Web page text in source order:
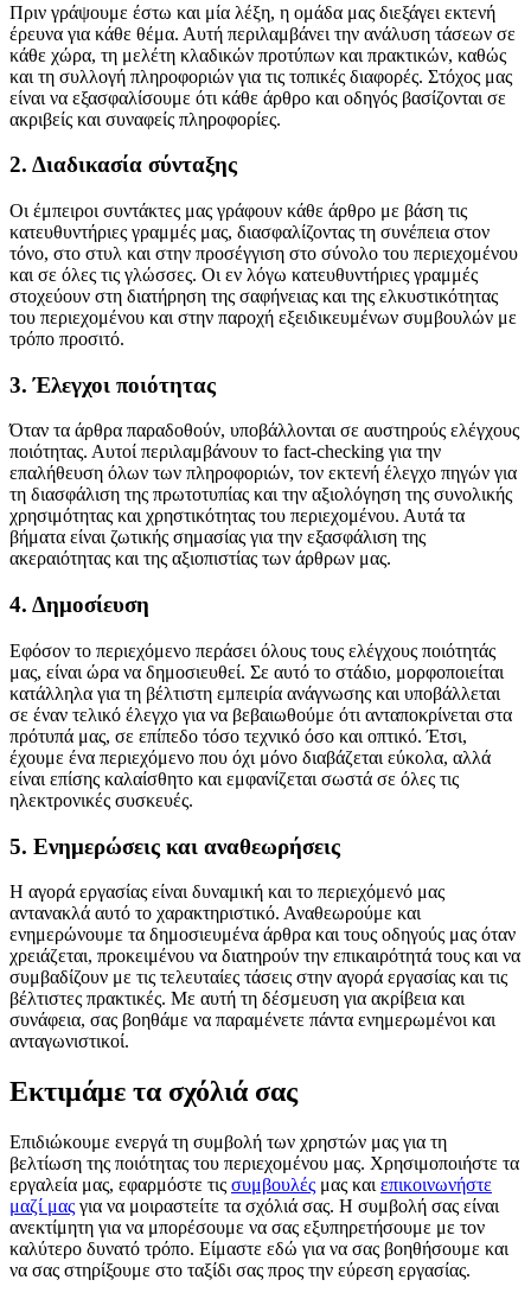
Πριν γράψουμε έστω και μία λέξη, η ομάδα μας διεξάγει εκτενή
έρευνα για κάθε θέμα. Αυτή περιλαμβάνει την ανάλυση τάσεων σε
κάθε χώρα, τη μελέτη κλαδικών προτύπων και πρακτικών, καθώς
και τη συλλογή πληροφοριών για τις τοπικές διαφορές. Στόχος μας
είναι να εξασφαλίσουμε ότι κάθε άρθρο και οδηγός βασίζονται σε
ακριβείς και συναφείς πληροφορίες.
2. Διαδικασία σύνταξης
Οι έμπειροι συντάκτες μας γράφουν κάθε άρθρο με βάση τις
κατευθυντήριες γραμμές μας, διασφαλίζοντας τη συνέπεια στον
τόνο, στο στυλ και στην προσέγγιση στο σύνολο του περιεχομένου
και σε όλες τις γλώσσες. Οι εν λόγω κατευθυντήριες γραμμές
στοχεύουν στη διατήρηση της σαφήνειας και της ελκυστικότητας
του περιεχομένου και στην παροχή εξειδικευμένων συμβουλών με
τρόπο προσιτό.
3. Έλεγχοι ποιότητας
Όταν τα άρθρα παραδοθούν, υποβάλλονται σε αυστηρούς ελέγχους
ποιότητας. Αυτοί περιλαμβάνουν το fact-checking για την
επαλήθευση όλων των πληροφοριών, τον εκτενή έλεγχο πηγών για
τη διασφάλιση της πρωτοτυπίας και την αξιολόγηση της συνολικής
χρησιμότητας και χρηστικότητας του περιεχομένου. Αυτά τα
βήματα είναι ζωτικής σημασίας για την εξασφάλιση της
ακεραιότητας και της αξιοπιστίας των άρθρων μας.
4. Δημοσίευση
Εφόσον το περιεχόμενο περάσει όλους τους ελέγχους ποιότητάς
μας, είναι ώρα να δημοσιευθεί. Σε αυτό το στάδιο, μορφοποιείται
κατάλληλα για τη βέλτιστη εμπειρία ανάγνωσης και υποβάλλεται
σε έναν τελικό έλεγχο για να βεβαιωθούμε ότι ανταποκρίνεται στα
πρότυπά μας, σε επίπεδο τόσο τεχνικό όσο και οπτικό. Έτσι,
έχουμε ένα περιεχόμενο που όχι μόνο διαβάζεται εύκολα, αλλά
είναι επίσης καλαίσθητο και εμφανίζεται σωστά σε όλες τις
ηλεκτρονικές συσκευές.
5. Ενημερώσεις και αναθεωρήσεις
Η αγορά εργασίας είναι δυναμική και το περιεχόμενό μας
αντανακλά αυτό το χαρακτηριστικό. Αναθεωρούμε και
ενημερώνουμε τα δημοσιευμένα άρθρα και τους οδηγούς μας όταν
χρειάζεται, προκειμένου να διατηρούν την επικαιρότητά τους και να
συμβαδίζουν με τις τελευταίες τάσεις στην αγορά εργασίας και τις
βέλτιστες πρακτικές. Με αυτή τη δέσμευση για ακρίβεια και
συνάφεια, σας βοηθάμε να παραμένετε πάντα ενημερωμένοι και
ανταγωνιστικοί.
Εκτιμάμε τα σχόλιά σας
Επιδιώκουμε ενεργά τη συμβολή των χρηστών μας για τη
βελτίωση της ποιότητας του περιεχομένου μας. Χρησιμοποιήστε τα
εργαλεία μας, εφαρμόστε τις συμβουλές μας και επικοινωνήστε
μαζί μας για να μοιραστείτε τα σχόλιά σας. Η συμβολή σας είναι
ανεκτίμητη για να μπορέσουμε να σας εξυπηρετήσουμε με τον
καλύτερο δυνατό τρόπο. Είμαστε εδώ για να σας βοηθήσουμε και
να σας στηρίξουμε στο ταξίδι σας προς την εύρεση εργασίας.